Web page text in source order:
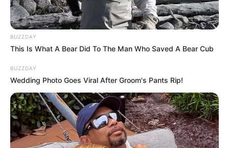
BUZZDAY
This Is What A Bear Did To The Man Who Saved A Bear Cub
BUZZDAY
Wedding Photo Goes Viral After Groom's Pants Rip!